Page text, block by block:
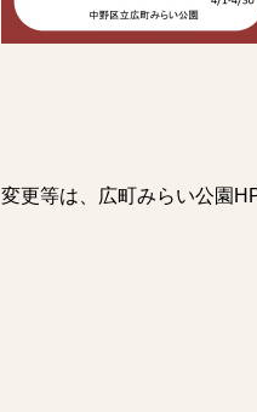
変更等は、広町みらい公園